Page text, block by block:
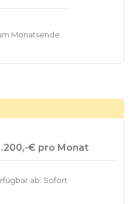
Monatsende
€ pro Monat
ab: Sofort